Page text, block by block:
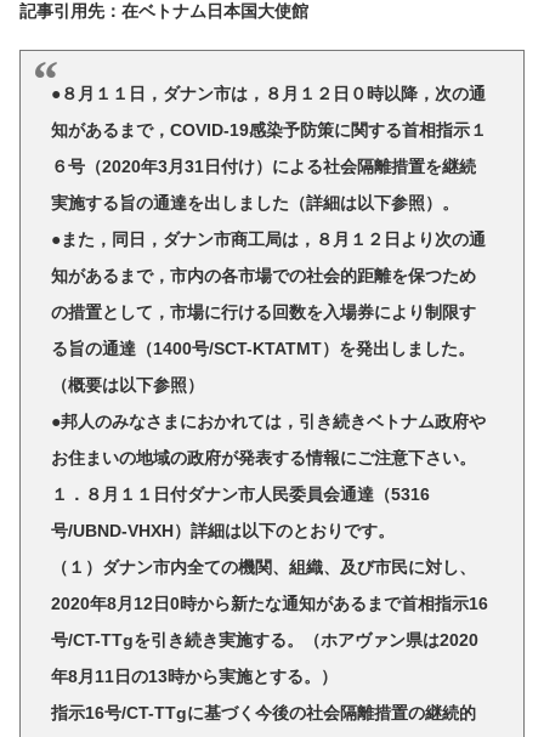
記事引用先：在ベトナム日本国大使館
●８月１１日，ダナン市は，８月１２日０時以降，次の通
知があるまで，COVID-19感染予防策に関する首相指示１
６号（2020年3月31日付け）による社会隔離措置を継続
実施する旨の通達を出しました（詳細は以下参照）。
●また，同日，ダナン市商工局は，８月１２日より次の通
知があるまで，市内の各市場での社会的距離を保つため
の措置として，市場に行ける回数を入場券により制限す
る旨の通達（1400号/SCT-KTATMT）を発出しました。
（概要は以下参照）
●邦人のみなさまにおかれては，引き続きベトナム政府や
お住まいの地域の政府が発表する情報にご注意下さい。
１．８月１１日付ダナン市人民委員会通達（5316
号/UBND-VHXH）詳細は以下のとおりです。
（１）ダナン市内全ての機関、組織、及び市民に対し、
2020年8月12日0時から新たな通知があるまで首相指示16
号/CT-TTgを引き続き実施する。（ホアヴァン県は2020
年8月11日の13時から実施とする。）
指示16号/CT-TTgに基づく今後の社会隔離措置の継続的